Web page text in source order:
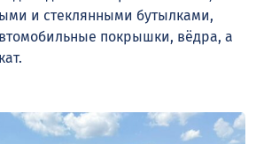
и стеклянными бутылками,
покрышки, вёдра, а